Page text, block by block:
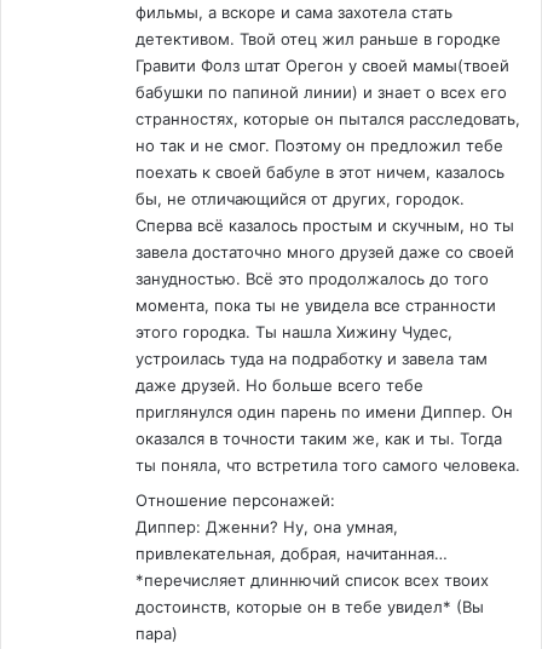
фильмы, а вскоре и сама захотела стать
детективом. Твой отец жил раньше в городке
Гравити Фолз штат Орегон у своей мамы(твоей
бабушки по папиной линии) и знает о всех его
странностях, которые он пытался расследовать,
но так и не смог. Поэтому он предложил тебе
поехать к своей бабуле в этот ничем, казалось
бы, не отличающийся от других, городок.
Сперва всё казалось простым и скучным, но ты
завела достаточно много друзей даже со своей
занудностью. Всё это продолжалось до того
момента, пока ты не увидела все странности
этого городка. Ты нашла Хижину Чудес,
устроилась туда на подработку и завела там
даже друзей. Но больше всего тебе
приглянулся один парень по имени Диппер. Он
оказался в точности таким же, как и ты. Тогда
ты поняла, что встретила того самого человека.
Отношение персонажей:
Диппер: Дженни? Ну, она умная,
привлекательная, добрая, начитанная…
*перечисляет длиннючий список всех твоих
достоинств, которые он в тебе увидел* (Вы
пара)